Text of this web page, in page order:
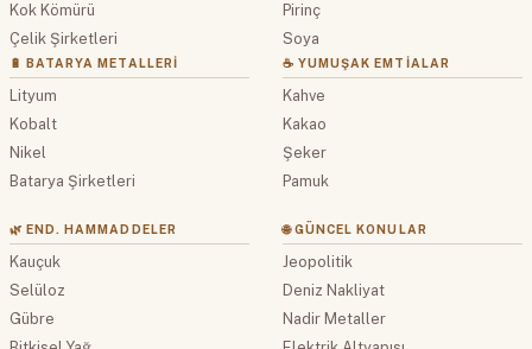
Kok Kömürü
Çelik Şirketleri
🔋 BATARYA METALLERI
Lityum
Kobalt
Nikel
Batarya Şirketleri
Pirinç
Soya
☕ YUMUŞAK EMTIALAR
Kahve
Kakao
Şeker
Pamuk
🌿 END. HAMMADDELER
Kauçuk
Selüloz
Gübre
🌐 GÜNCEL KONULAR
Jeopolitik
Deniz Nakliyat
Nadir Metaller